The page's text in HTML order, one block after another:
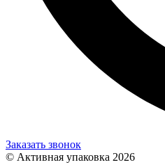
Заказать звонок
© Активная упаковка 2026